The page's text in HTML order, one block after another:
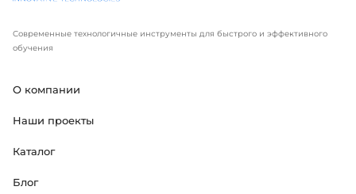
Современные технологичные инструменты для быстрого и эффективного
обучения
О компании
Наши проекты
Каталог
Блог